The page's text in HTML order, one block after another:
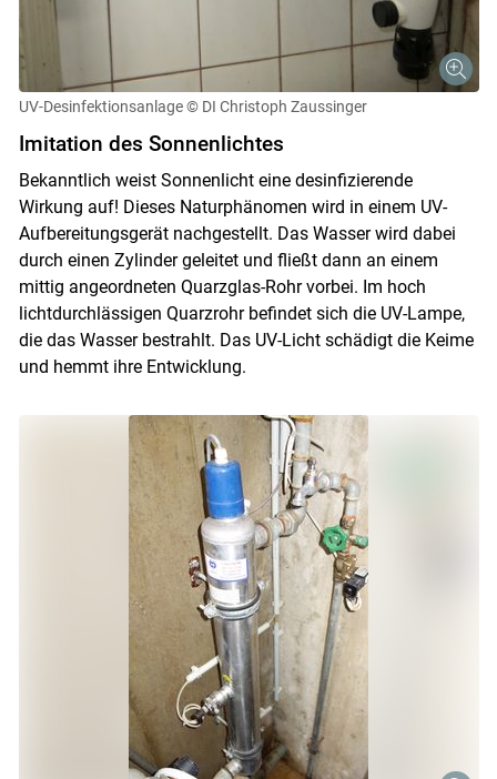
Skip to main content
UV-Desinfektionsanlage © DI Christoph Zaussinger
Imitation des Sonnenlichtes
Bekanntlich weist Sonnenlicht eine desinfizierende
Wirkung auf! Dieses Naturphänomen wird in einem UV-
Aufbereitungsgerät nachgestellt. Das Wasser wird dabei
durch einen Zylinder geleitet und fließt dann an einem
mittig angeordneten Quarzglas-Rohr vorbei. Im hoch
lichtdurchlässigen Quarzrohr befindet sich die UV-Lampe,
die das Wasser bestrahlt. Das UV-Licht schädigt die Keime
und hemmt ihre Entwicklung.